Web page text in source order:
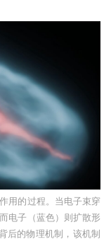
用的过程。当电子束穿
电子（蓝色）则扩散形
后的物理机制，该机制